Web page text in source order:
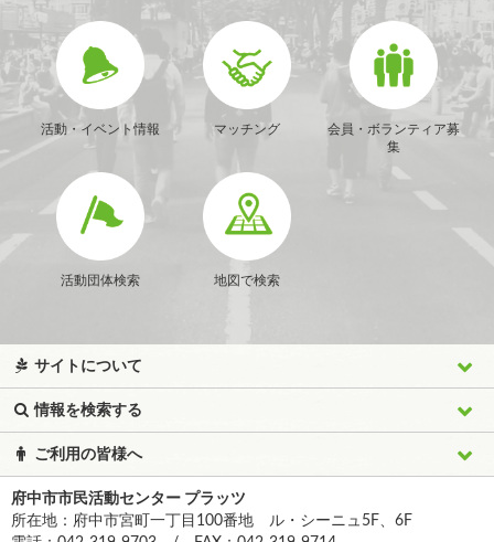
活動・イベント情報 マッチング
会員・ボランティア募
集
活動団体検索 地図で検索
サイトについて
情報を検索する
ご利用の皆様へ
府中市市民活動センター プラッツ
所在地：府中市宮町一丁目100番地 ル・シーニュ5F、6F